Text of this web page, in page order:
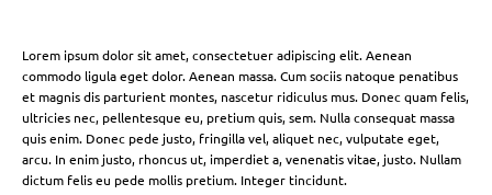
Lorem ipsum dolor sit amet, consectetuer adipiscing elit. Aenean
commodo ligula eget dolor. Aenean massa. Cum sociis natoque penatibus
et magnis dis parturient montes, nascetur ridiculus mus. Donec quam felis,
ultricies nec, pellentesque eu, pretium quis, sem. Nulla consequat massa
quis enim. Donec pede justo, fringilla vel, aliquet nec, vulputate eget,
arcu. In enim justo, rhoncus ut, imperdiet a, venenatis vitae, justo. Nullam
dictum felis eu pede mollis pretium. Integer tincidunt.